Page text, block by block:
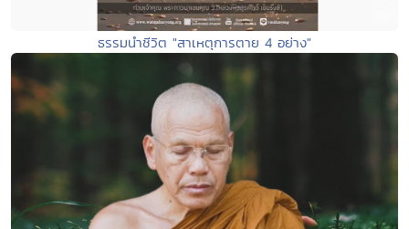
ธรรมนำชีวิต "สาเหตุการตาย 4 อย่าง"